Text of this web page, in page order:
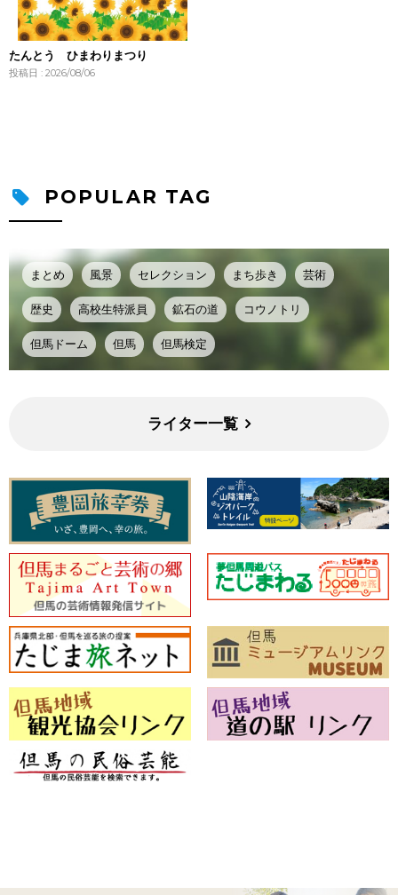
たんとう ひまわりまつり
投稿日 : 2026/08/06
POPULAR TAG
まとめ 風景 セレクション まち歩き 芸術
歴史 高校生特派員 鉱石の道 コウノトリ
但馬ドーム 但馬 但馬検定
ライター一覧